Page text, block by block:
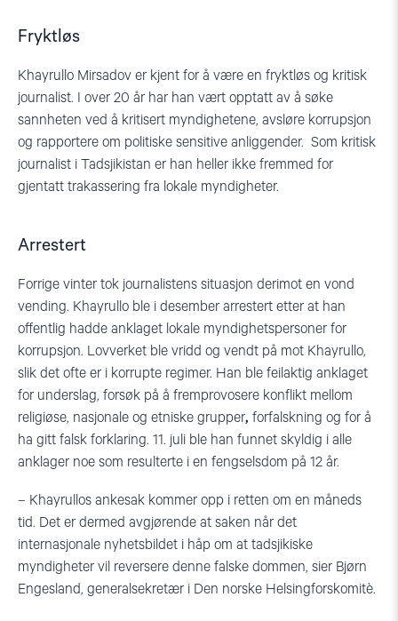
Fryktløs
Khayrullo Mirsadov er kjent for å være en fryktløs og kritisk
journalist. I over 20 år har han vært opptatt av å søke
sannheten ved å kritisert myndighetene, avsløre korrupsjon
og rapportere om politiske sensitive anliggender. Som kritisk
journalist i Tadsjikistan er han heller ikke fremmed for
gjentatt trakassering fra lokale myndigheter.
Arrestert
Forrige vinter tok journalistens situasjon derimot en vond
vending. Khayrullo ble i desember arrestert etter at han
offentlig hadde anklaget lokale myndighetspersoner for
korrupsjon. Lovverket ble vridd og vendt på mot Khayrullo,
slik det ofte er i korrupte regimer. Han ble feilaktig anklaget
for underslag, forsøk på å fremprovosere konflikt mellom
religiøse, nasjonale og etniske grupper, forfalskning og for å
ha gitt falsk forklaring. 11. juli ble han funnet skyldig i alle
anklager noe som resulterte i en fengselsdom på 12 år.
– Khayrullos ankesak kommer opp i retten om en måneds
tid. Det er dermed avgjørende at saken når det
internasjonale nyhetsbildet i håp om at tadsjikiske
myndigheter vil reversere denne falske dommen, sier Bjørn
Engesland, generalsekretær i Den norske Helsingforskomitè.